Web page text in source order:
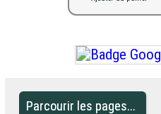
Parcourir les pages...